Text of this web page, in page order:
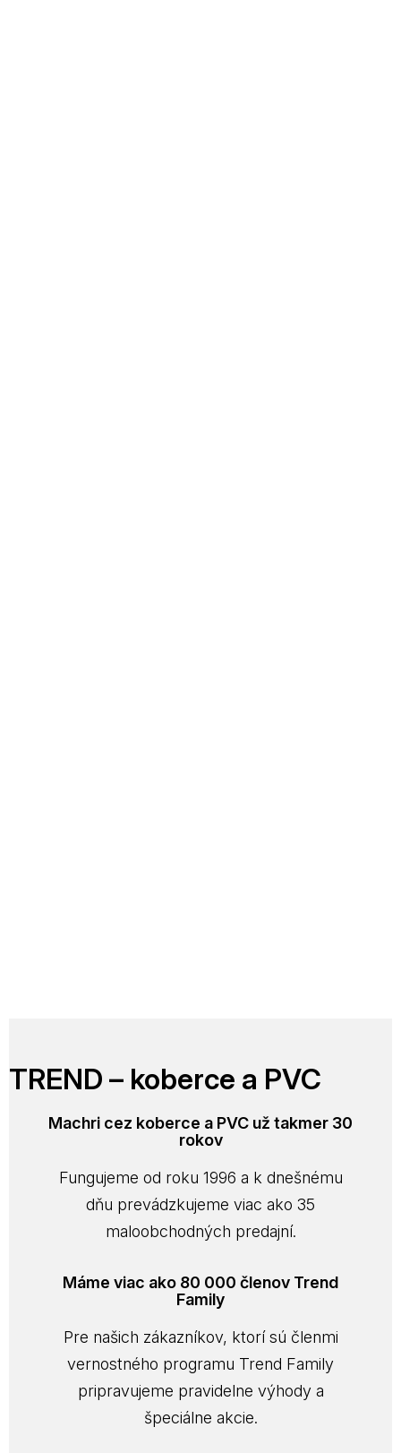
TREND – koberce a PVC
Machri cez koberce a PVC už takmer 30
rokov
Fungujeme od roku 1996 a k dnešnému
dňu prevádzkujeme viac ako 35
maloobchodných predajní.
Máme viac ako 80 000 členov Trend
Family
Pre našich zákazníkov, ktorí sú členmi
vernostného programu Trend Family
pripravujeme pravidelne výhody a
špeciálne akcie.